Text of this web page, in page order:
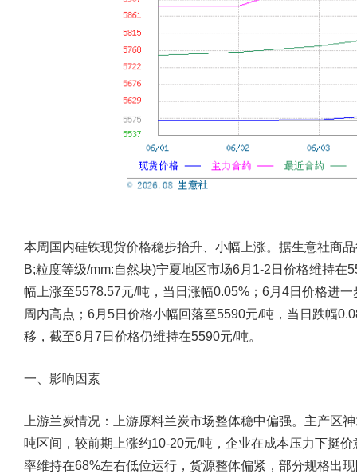
本周国内硅铁现货价格稳步抬升、小幅上涨。据生意社商
B;粒度等级/mm:自然块)宁夏地区市场6月1-2日价格维持
幅上涨至5578.57元/吨，当日涨幅0.05%；6月4日价格进
周内高点；6月5日价格小幅回落至5590元/吨，当日跌幅
移，截至6月7日价格仍维持在5590元/吨。
一、影响因素
上游兰炭情况：
上游原料兰炭市场整体稳中偏强。主产区
吨区间，较前期上涨约10-20元/吨，企业在成本压力下挺
率维持在68%左右低位运行，货源整体偏紧，部分规格出